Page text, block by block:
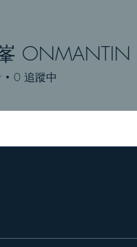
ONMANTIN
0 追蹤中